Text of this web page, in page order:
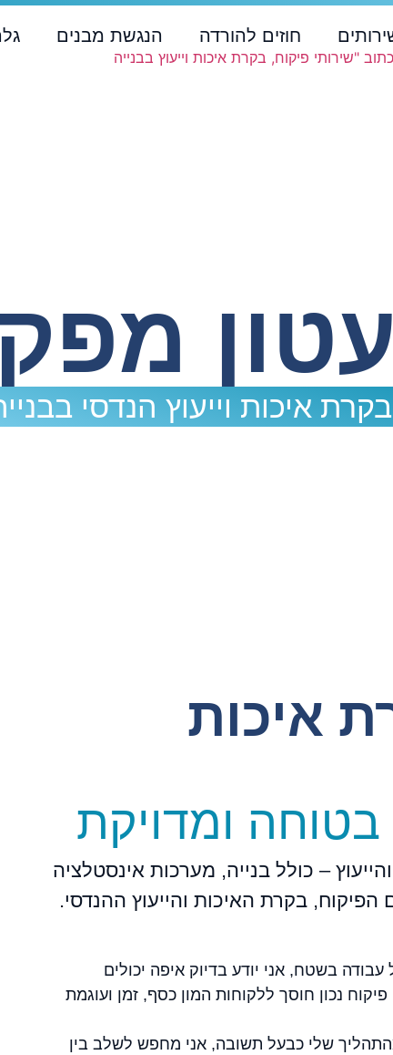
חוזים להורדה הנגשת מבנים
איכות וייעוץ הנדסי
איכות
ומדויקת
והייעוץ – כולל בנייה, מערכות אינסטלציה
בקרת האיכות והייעוץ ההנדסי.
בשטח, אני יודע בדיוק איפה יכולים
נכון חוסך ללקוחות המון כסף, זמן ועוגמת
שלי כבעל תשובה, אני מחפש לשלב בין